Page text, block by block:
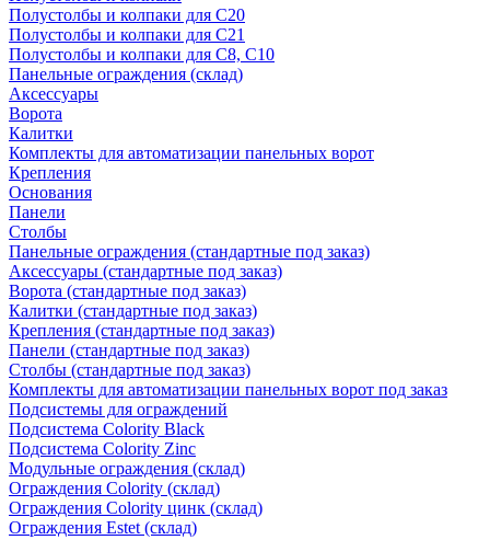
Полустолбы и колпаки для С20
Полустолбы и колпаки для С21
Полустолбы и колпаки для С8, С10
Панельные ограждения (склад)
Аксессуары
Ворота
Калитки
Комплекты для автоматизации панельных ворот
Крепления
Основания
Панели
Столбы
Панельные ограждения (стандартные под заказ)
Аксессуары (стандартные под заказ)
Ворота (стандартные под заказ)
Калитки (стандартные под заказ)
Крепления (стандартные под заказ)
Панели (стандартные под заказ)
Столбы (стандартные под заказ)
Комплекты для автоматизации панельных ворот под заказ
Подсистемы для ограждений
Подсистема Colority Black
Подсистема Colority Zinc
Модульные ограждения (склад)
Ограждения Colority (склад)
Ограждения Colority цинк (склад)
Ограждения Estet (склад)